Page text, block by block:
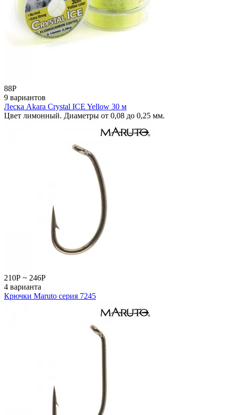
88Р
9 вариантов
Леска Akara Crystal ICE Yellow 30 м
Цвет лимонный. Диаметры от 0,08 до 0,25 мм.
210Р ~ 246Р
4 варианта
Крючки Maruto серия 7245